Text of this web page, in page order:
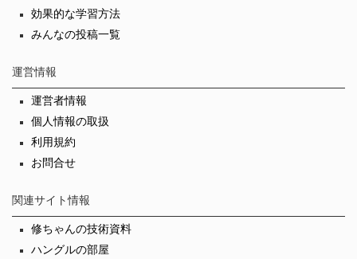
効果的な学習方法
みんなの投稿一覧
運営情報
運営者情報
個人情報の取扱
利用規約
お問合せ
関連サイト情報
修ちゃんの技術資料
ハングルの部屋